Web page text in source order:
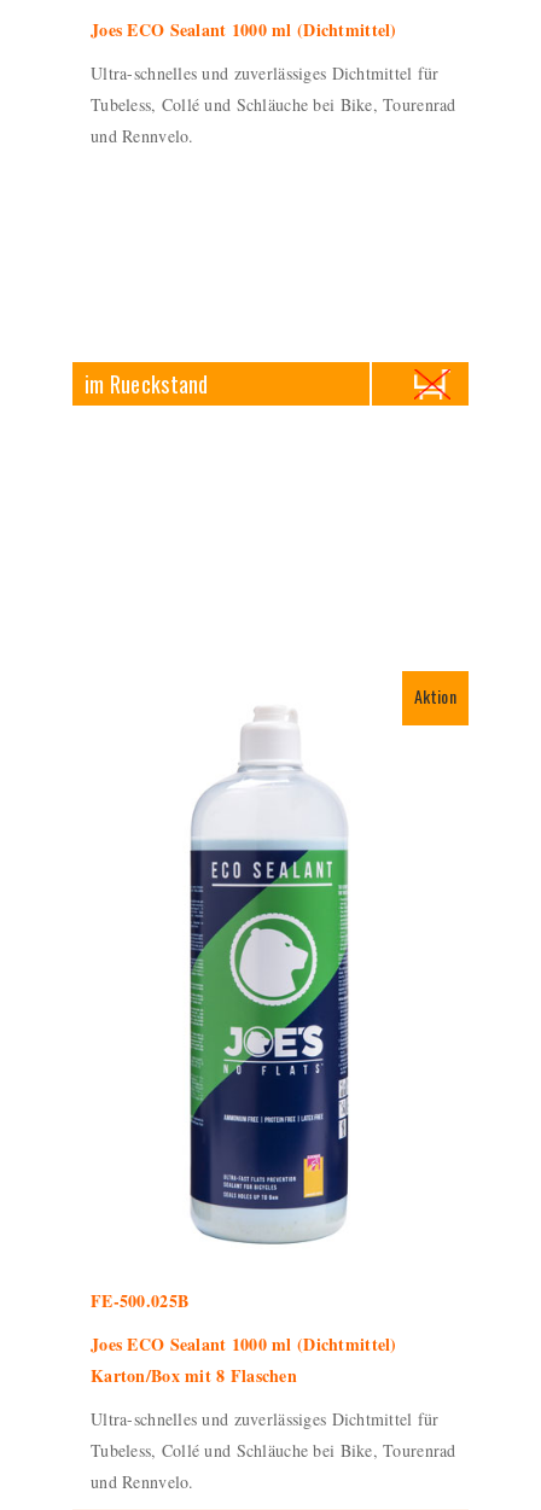
Joes ECO Sealant 1000 ml (Dichtmittel)
Ultra-schnelles und zuverlässiges Dichtmittel für
Tubeless, Collé und Schläuche bei Bike, Tourenrad
und Rennvelo.
im Rueckstand
FE-500.025B
Joes ECO Sealant 1000 ml (Dichtmittel)
Karton/Box mit 8 Flaschen
Ultra-schnelles und zuverlässiges Dichtmittel für
Tubeless, Collé und Schläuche bei Bike, Tourenrad
und Rennvelo.
Aktion